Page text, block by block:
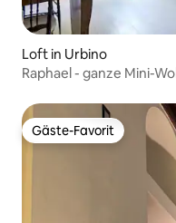
Loft in Urbino
Raphael - ganze Mini-
Gäste-Favorit
Gäste-Favorit